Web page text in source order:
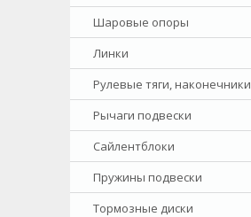
Шаровые опоры
Линки
Рулевые тяги, наконечники
Рычаги подвески
Сайлентблоки
Пружины подвески
Тормозные диски